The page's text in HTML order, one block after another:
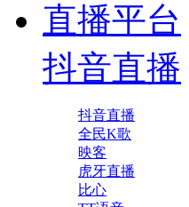
直播平台
抖音直播
抖音直播
全民K歌
映客
虎牙直播
比心